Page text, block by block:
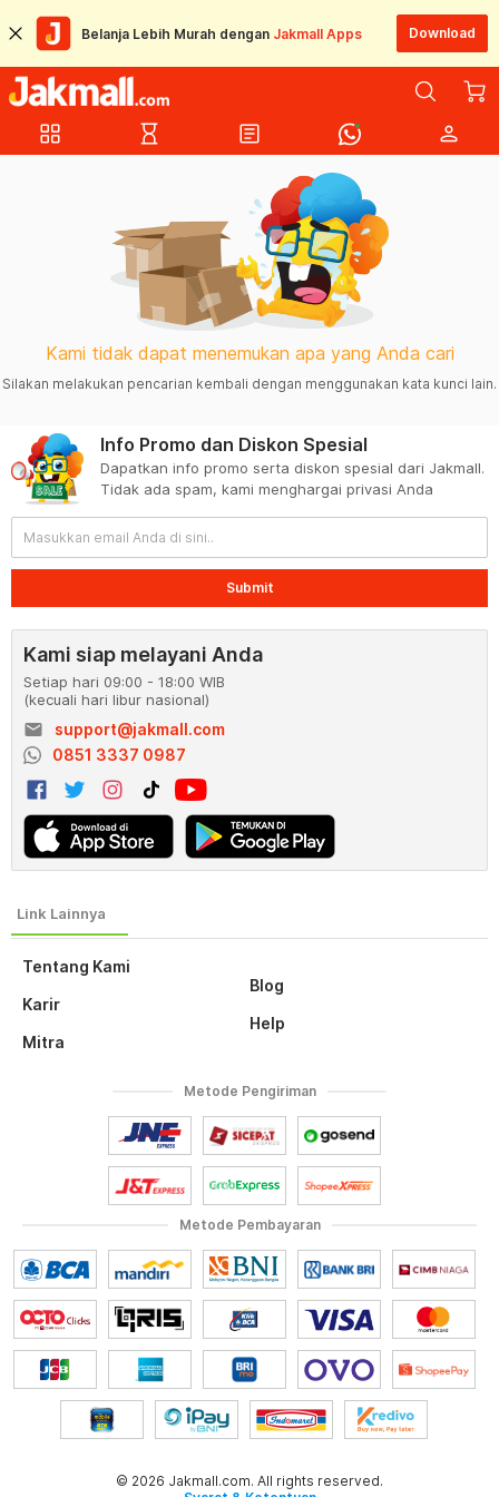
Belanja Lebih Murah dengan Jakmall Apps Download
grid_view hourglass_empty article person
Kami tidak dapat menemukan apa yang Anda cari
Silakan melakukan pencarian kembali dengan menggunakan kata kunci lain.
Tentang Kami
Karir
Mitra
Blog
Help
Info Promo dan Diskon Spesial
Dapatkan info promo serta diskon spesial dari Jakmall.
Tidak ada spam, kami menghargai privasi Anda
Submit
Kami siap melayani Anda
Setiap hari 09:00 - 18:00 WIB
(kecuali hari libur nasional)
email
support@jakmall.com
0851 3337 0987
Metode Pembayaran
Metode Pengiriman
© 2026 Jakmall.com. All rights reserved.